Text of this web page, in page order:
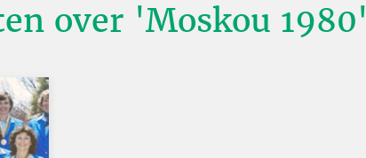
over 'Moskou 1980'